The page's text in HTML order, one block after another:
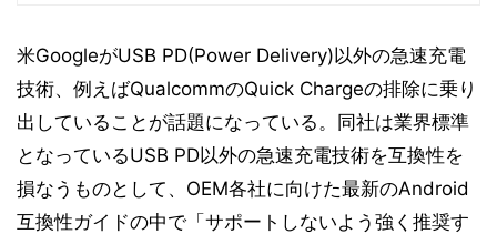
米GoogleがUSB PD(Power Delivery)以外の急速充電
技術、例えばQualcommのQuick Chargeの排除に乗り
出していることが話題になっている。同社は業界標準
となっているUSB PD以外の急速充電技術を互換性を
損なうものとして、OEM各社に向けた最新のAndroid
互換性ガイドの中で「サポートしないよう強く推奨す